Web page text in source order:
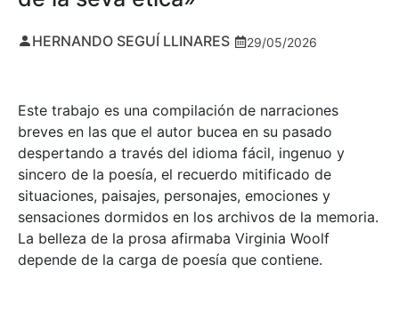
HERNANDO SEGUÍ LLINARES 29/05/2026
Este trabajo es una compilación de narraciones
breves en las que el autor bucea en su pasado
despertando a través del idioma fácil, ingenuo y
sincero de la poesía, el recuerdo mitificado de
situaciones, paisajes, personajes, emociones y
sensaciones dormidos en los archivos de la memoria.
La belleza de la prosa afirmaba Virginia Woolf
depende de la carga de poesía que contiene.